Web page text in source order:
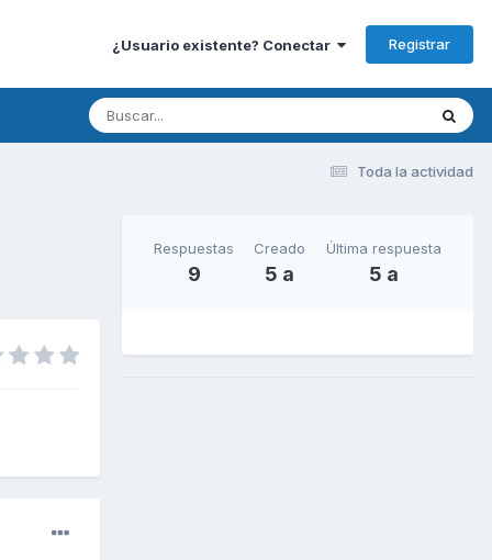
¿Usuario existente? Conectar Registrar
Toda la actividad
Respuestas
9
Creado
5 a
Última respuesta
5 a